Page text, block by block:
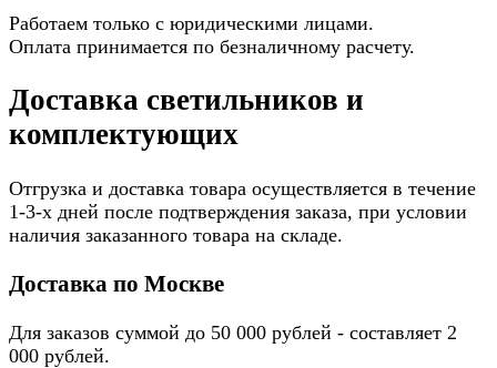
Работаем только с юридическими лицами.
Оплата принимается по безналичному расчету.
Доставка светильников и
комплектующих
Отгрузка и доставка товара осуществляется в течение
1-3-х дней после подтверждения заказа, при условии
наличия заказанного товара на складе.
Доставка по Москве
Для заказов суммой до 50 000 рублей - составляет 2
000 рублей.